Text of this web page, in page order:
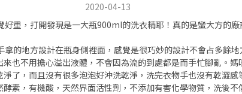
2020-04-13
重，打開發現是一大瓶900ml的洗衣精耶！真的是蠻大方的
的地方設計在瓶身側裡面，感覺是很巧妙的設計不會占多餘地
也不用擔心溢出液體，不會因為流的到處都是而手忙腳亂。
了，而且沒有很多泡泡好沖洗乾淨，洗完衣物手也沒有乾澀感
素，有機酸，天然界面活性劑，不添加有害化學物質，洗後不